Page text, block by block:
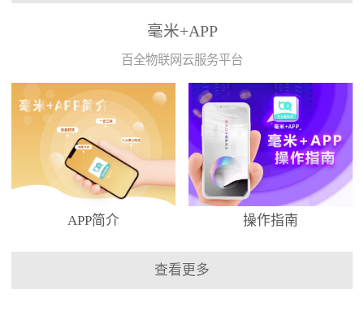
毫米+APP
百全物联网云服务平台
APP简介 操作指南
查看更多